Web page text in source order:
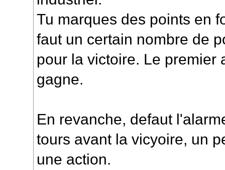
Tu marques des points en
faut un certain nombre de
pour la victoire. Le premier
gagne.
En revanche, defaut
tours avant la vicyoire, un
une action.